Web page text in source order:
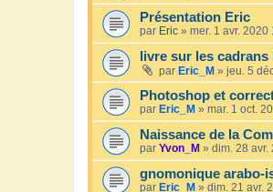
Présentation Eric
par Eric » mer. 1 avr. 2020
livre sur les
par Eric_M » jeu. 5
Photoshop et
par Eric_M » mar. 1 oct.
Naissance de la
par Yvon_M » dim. 28 avr.
gnomonique arabo-
par Eric_M » dim. 21 avr.